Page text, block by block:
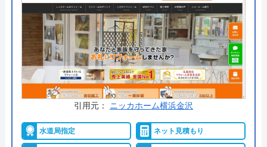
イミングで相談できるのもおすすめポイントの一つ
です。
公式サイトで
料金詳細を見る
今すぐ電話で相談する
0120-221-611
受付時間： 24時間
引用元： ニッカホーム横浜金沢
水道局指定 ネット見積もり